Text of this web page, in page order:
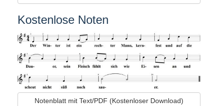
Kostenlose Noten
Notenblatt mit Text/PDF (Kostenloser Download)